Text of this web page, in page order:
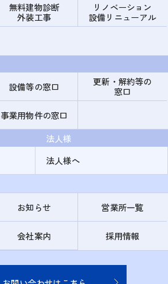
無料建物診断
外装工事
リノベーション
設備リニューアル
設備等の窓口
更新・解約等の
窓口
事業用物件の窓口
法人様
法人様へ
お知らせ 営業所一覧
会社案内 採用情報